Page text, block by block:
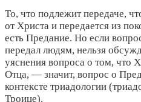
То, что подлежит передаче,
от Христа и передается из
есть Предание. Но если
передал людям, нельзя
уяснения вопроса о том, что
Отца, — значит, вопрос о
контексте триадологии
Троице).